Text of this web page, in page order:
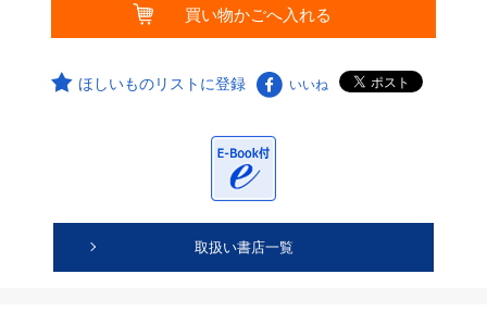
ほしいものリストに登録 いいね
取扱い書店一覧